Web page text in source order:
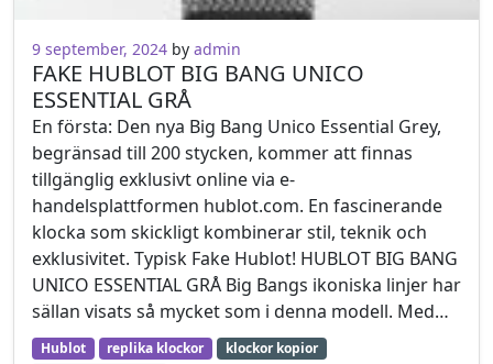
9 september, 2024 by admin
FAKE HUBLOT BIG BANG UNICO
ESSENTIAL GRÅ
En första: Den nya Big Bang Unico Essential Grey,
begränsad till 200 stycken, kommer att finnas
tillgänglig exklusivt online via e-
handelsplattformen hublot.com. En fascinerande
klocka som skickligt kombinerar stil, teknik och
exklusivitet. Typisk Fake Hublot! HUBLOT BIG BANG
UNICO ESSENTIAL GRÅ Big Bangs ikoniska linjer har
sällan visats så mycket som i denna modell. Med…
Hublot replika klockor
klockor kopior